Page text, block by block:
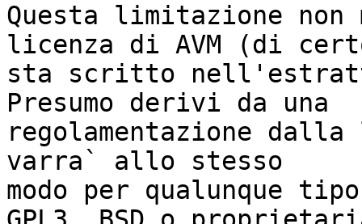
Questa limitazione
licenza di AVM (di
sta scritto
Presumo derivi da una
regolamentazione
varra` allo stesso
modo per qualunque